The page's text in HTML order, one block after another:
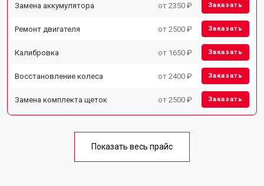
Замена аккумулятора от 2350 ₽ Заказать
Ремонт двигателя от 2500 ₽ Заказать
Калибровка от 1650 ₽ Заказать
Восстановление колеса от 2400 ₽ Заказать
Замена комплекта щеток от 2500 ₽ Заказать
Показать весь прайс